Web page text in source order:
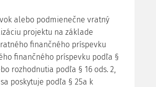
alebo podmienečne vratný
projektu na základe
finančného príspevku
finančného príspevku podľa §
rozhodnutia podľa § 16 ods. 2,
poskytuje podľa § 25a k